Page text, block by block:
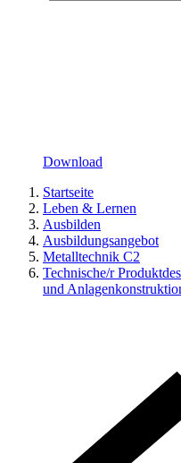
Download
Startseite
Leben & Lernen
Ausbilden
Ausbildungsangebot
Metalltechnik C2
Technische/r
und